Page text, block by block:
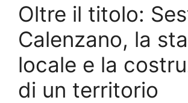
Oltre il titolo:
Calenzano, la
locale e la
di un territorio